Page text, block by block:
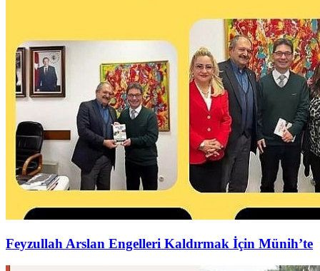
Feyzullah Arslan Engelleri Kaldırmak İçin Münih’te